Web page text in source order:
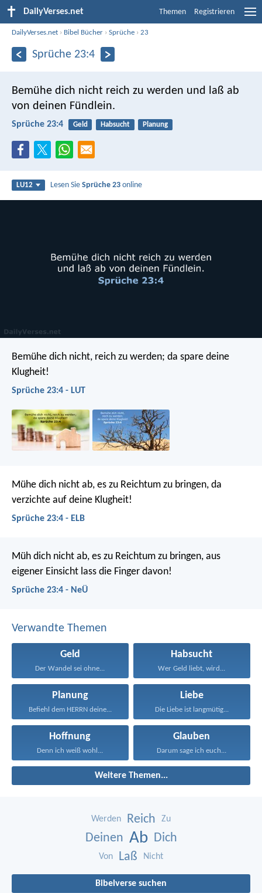
DailyVerses.net Themen Registrieren
DailyVerses.net › Bibel Bücher ›Sprüche ›23
Sprüche 23:4
Bemühe dich nicht reich zu werden und laß ab
von deinen Fündlein.
Sprüche 23:4 Geld Habsucht Planung
LU12 Lesen SieSprüche 23 online
Bemühe dich nicht, reich zu werden; da spare deine
Klugheit!
Sprüche 23:4 - LUT
Mühe dich nicht ab, es zu Reichtum zu bringen, da
verzichte auf deine Klugheit!
Sprüche 23:4 - ELB
Müh dich nicht ab, es zu Reichtum zu bringen, aus
eigener Einsicht lass die Finger davon!
Sprüche 23:4 - NeÜ
Verwandte Themen
Geld
Der Wandel sei ohne...
Habsucht
Wer Geld liebt, wird...
Planung
Befiehl dem HERRN deine...
Liebe
Die Liebe ist langmütig...
Hoffnung
Denn ich weiß wohl...
Glauben
Darum sage ich euch...
Weitere Themen...
Werden Reich Zu
Deinen Ab Dich
Von Laß Nicht
Bibelverse suchen